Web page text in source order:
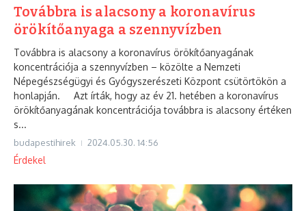
Továbbra is alacsony a koronavírus
örökítőanyaga a szennyvízben
Továbbra is alacsony a koronavírus örökítőanyagának
koncentrációja a szennyvízben – közölte a Nemzeti
Népegészségügyi és Gyógyszerészeti Központ csütörtökön a
honlapján. Azt írták, hogy az év 21. hetében a koronavírus
örökítőanyagának koncentrációja továbbra is alacsony értéken
s...
budapestihirek 2024.05.30. 14:56
Érdekel